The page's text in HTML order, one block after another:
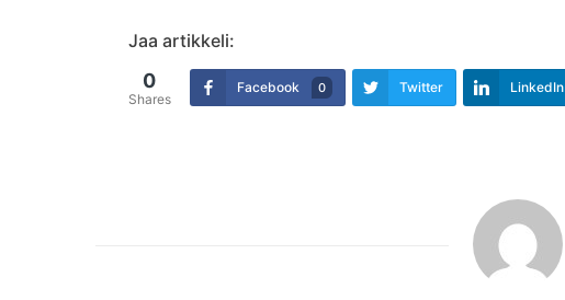
Jaa artikkeli:
0
Shares
Facebook 0 Twitter LinkedIn